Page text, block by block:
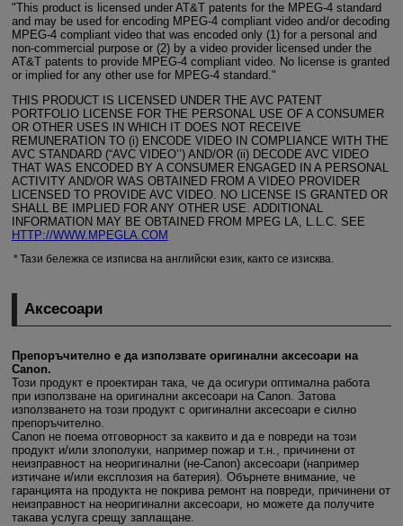
"This product is licensed under AT&T patents for the MPEG-4standard
and may be used for encoding MPEG-4compliant video and/or decoding
MPEG-4compliant video that was encoded only (1) for a personal and
non-commercial purpose or (2) by a video provider licensed under the
AT&T patents to provide MPEG-4compliant video. No license is granted
or implied for any other use for MPEG-4standard."
THIS PRODUCT IS LICENSED UNDER THE AVC PATENT
PORTFOLIO LICENSE FOR THE PERSONAL USE OF A CONSUMER
OR OTHER USES IN WHICH IT DOES NOT RECEIVE
REMUNERATION TO (i) ENCODE VIDEO IN COMPLIANCE WITH THE
AVC STANDARD (“AVC VIDEO’’) AND/OR (ii) DECODE AVC VIDEO
THAT WAS ENCODED BY A CONSUMER ENGAGED IN A PERSONAL
ACTIVITY AND/OR WAS OBTAINED FROM A VIDEO PROVIDER
LICENSED TO PROVIDE AVC VIDEO. NO LICENSE IS GRANTED OR
SHALL BE IMPLIED FOR ANY OTHER USE. ADDITIONAL
INFORMATION MAY BE OBTAINED FROM MPEG LA, L.L.C. SEE
HTTP://WWW.MPEGLA.COM
Тази бележка се изписва на английски език, както се изисква.
Аксесоари
Препоръчително е да използвате оригинални аксесоари на
Canon.
Този продукт е проектиран така, че да осигури оптимална работа
при използване на оригинални аксесоари на Canon. Затова
използването на този продукт с оригинални аксесоари е силно
препоръчително.
Canon не поема отговорност за каквито и да е повреди на този
продукт и/или злополуки, например пожар и т.н., причинени от
неизправност на неоригинални (не-Canon) аксесоари (например
изтичане и/или експлозия на батерия). Обърнете внимание, че
гаранцията на продукта не покрива ремонт на повреди, причинени от
неизправност на неоригинални аксесоари, но можете да получите
такава услуга срещу заплащане.